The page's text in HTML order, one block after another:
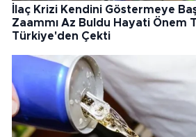
İlaç Krizi Kendini Göstermeye
Zaammı Az Buldu Hayati Önem
Türkiye'den Çekti